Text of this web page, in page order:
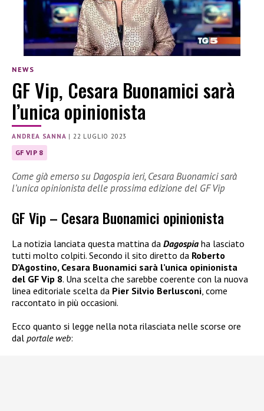
NEWS
GF Vip, Cesara Buonamici sarà
l’unica opinionista
ANDREA SANNA |22 LUGLIO 2023
GF VIP 8
Come già emerso su Dagospia ieri, Cesara Buonamici sarà
l’unica opinionista delle prossima edizione del GF Vip
GF Vip – Cesara Buonamici opinionista
La notizia lanciata questa mattina da Dagospia ha lasciato
tutti molto colpiti. Secondo il sito diretto da Roberto
D’Agostino, Cesara Buonamici sarà l’unica opinionista
del GF Vip 8. Una scelta che sarebbe coerente con la nuova
linea editoriale scelta da Pier Silvio Berlusconi, come
raccontato in più occasioni.
Ecco quanto si legge nella nota rilasciata nelle scorse ore
dal portale web: